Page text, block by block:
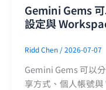
Gemini Gems
設定與
Ridd Chen /2026-07-07
Gemini Gems 可以
享方式、個人帳號